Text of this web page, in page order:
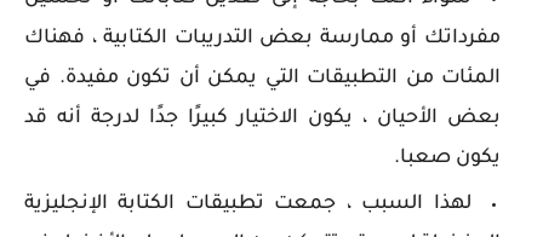
مفرداتك أو ممارسة بعض التدريبات الكتابية ، فهناك
المئات من التطبيقات التي يمكن أن تكون مفيدة. في
بعض الأحيان ، يكون الاختيار كبيرًا جدًا لدرجة أنه قد
يكون صعبا.
لهذا السبب ، جمعت تطبيقات الكتابة الإنجليزية